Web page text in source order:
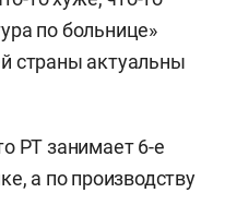
по больнице»
страны актуальны
РТ занимает 6-е
а по производству